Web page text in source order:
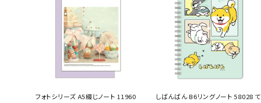
フォトシリーズ A5綴じノート 11960
しばんばん B6リングノート 58028 て